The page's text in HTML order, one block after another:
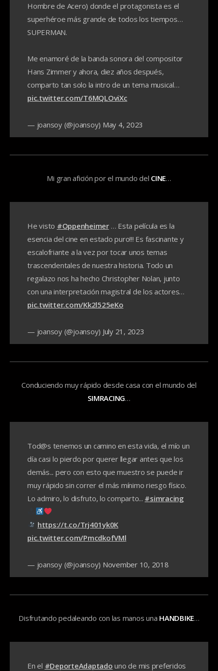
Hombre de Acero) donde el protagonista es el
superhéroe más grande de todos los tiempos…
SUPERMAN.
Me enamoré de la banda sonora del compositor
Hans Zimmer y ahora, diez años después,
comparto tan solo la intro de un tema musical…
pic.twitter.com/T6MQLOviXc
— joansoy (@joansoy) May 4, 2023
Mi gran afición por el mundo del CINE…
He visto #Oppenheimer… Esta película es la
esencia del cine en estado puro!!! Es fascinante y
escalofriante a la vez por tocar unos temas
trascendentales de nuestra historia. Todo un
regalazo nos ha hecho Christopher Nolan, junto
con una interpretación magistral de los actores…
pic.twitter.com/Kk2l525eKo
— joansoy (@joansoy) July 21, 2023
Conduciendo muy rápido desde casa con el mundo del
SIMRACING…
Tod@s tenemos un camino en esta vida, el mío un
día casi lo pierdo por querer llegar antes que los
demás... pero con esto que muestro se puede ir
muy rápido sin correr el más mínimo riesgo físico.
Lo admiro, lo disfruto, lo comparto... #simracing
https://t.co/Trj401yk0K
pic.twitter.com/PmcdkofVMl
— joansoy (@joansoy) November 10, 2018
Disfrutando pedaleando con las manos una HANDBIKE…
En el #DeporteAdaptado uno de mis preferidos